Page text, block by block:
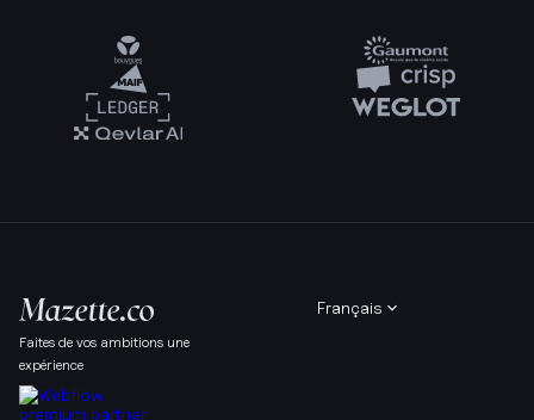
Faites de vos ambitions une
expérience
Français